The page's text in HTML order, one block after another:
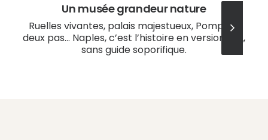
Un musée grandeur nature
Ruelles vivantes, palais majestueux, Pompéi à
deux pas… Naples, c’est l’histoire en version XXL,
sans guide soporifique.